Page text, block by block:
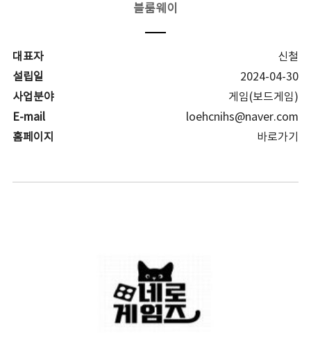
블룸웨이
대표자
신철
설립일
2024-04-30
사업분야
게임(보드게임)
E-mail
loehcnihs@naver.com
홈페이지
바로가기